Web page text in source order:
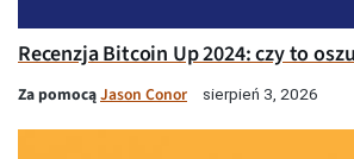
Recenzja Bitcoin Up 2024: czy to
Za pomocąJason Conor sierpień 3, 2026